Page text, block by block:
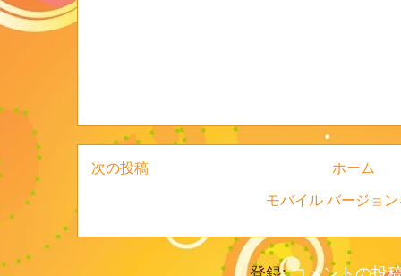
次の投稿 ホーム
モバイル バージョ